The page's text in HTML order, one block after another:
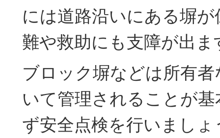
には道路沿いにある塀
難や救助にも支障が出ま
ブロック塀などは所有
いて管理されることが
ず安全点検を行いましょ